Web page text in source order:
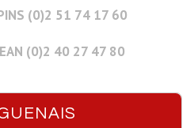
(0)2 51 74 17 60
(0)2 40 27 47 80